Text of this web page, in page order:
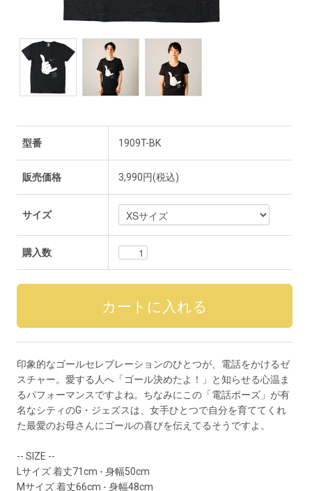
型番 1909T-BK
販売価格 3,990円(税込)
サイズ
購入数
印象的なゴールセレブレーションのひとつが、電話をかけるゼ
スチャー。愛する人へ「ゴール決めたよ！」と知らせる心温ま
るパフォーマンスですよね。ちなみにこの「電話ポーズ」が有
名なシティのG・ジェズスは、女手ひとつで自分を育ててくれ
た最愛のお母さんにゴールの喜びを伝えてるそうですよ。
-- SIZE --
Lサイズ 着丈71cm - 身幅50cm
Mサイズ 着丈66cm - 身幅48cm